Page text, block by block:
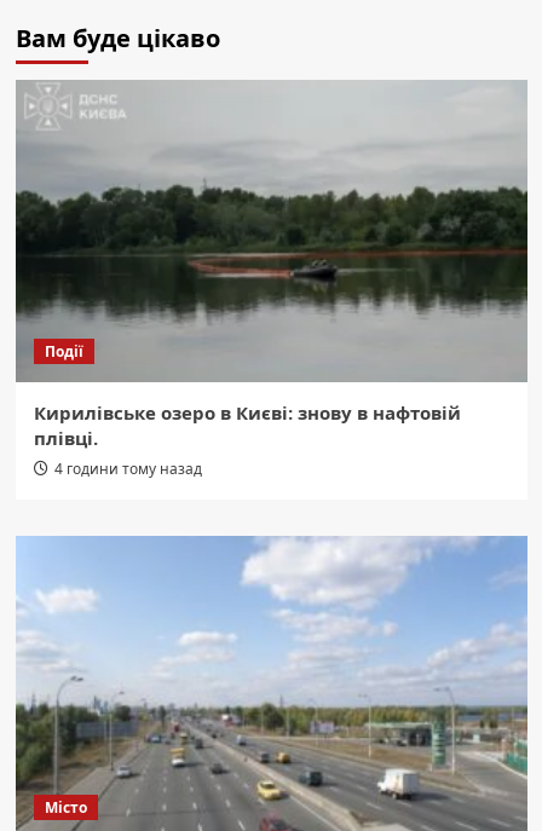
Вам буде цікаво
Події
Кирилівське озеро в Києві: знову в нафтовій
плівці.
4 години тому назад
Місто